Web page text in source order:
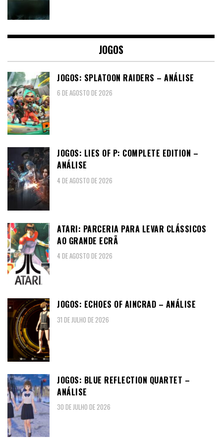
JOGOS
JOGOS: SPLATOON RAIDERS – ANÁLISE
6 DE AGOSTO DE 2026
JOGOS: LIES OF P: COMPLETE EDITION –
ANÁLISE
4 DE AGOSTO DE 2026
ATARI: PARCERIA PARA LEVAR CLÁSSICOS
AO GRANDE ECRÃ
4 DE AGOSTO DE 2026
JOGOS: ECHOES OF AINCRAD – ANÁLISE
31 DE JULHO DE 2026
JOGOS: BLUE REFLECTION QUARTET –
ANÁLISE
30 DE JULHO DE 2026